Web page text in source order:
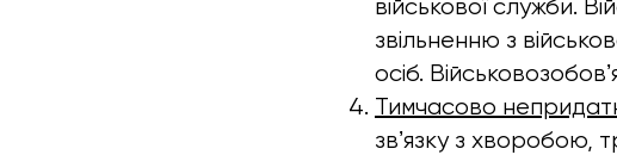
військової служби.
звільненню з
осіб.
Тимчасово
звʼязку з хворобою,